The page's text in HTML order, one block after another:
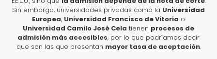
Sin embargo, universidades privadas como la Universidad
Europea, Universidad Francisco de Vitoria o
Universidad Camilo José Cela tienen procesos de
admisión más accesibles, por lo que podríamos decir
que son las que presentan mayor tasa de aceptación.